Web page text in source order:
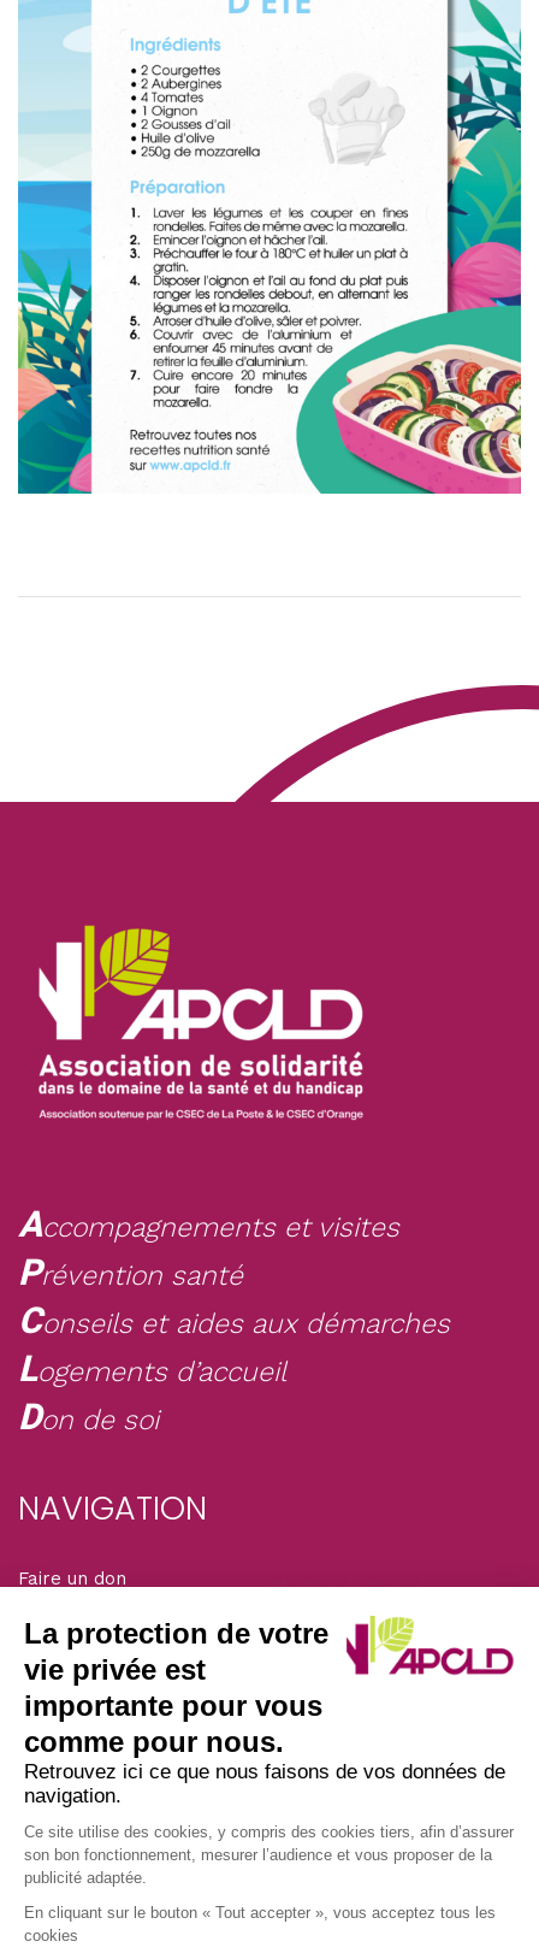
Accompagnements et visites
Prévention santé
Conseils et aides aux démarches
Logements d’accueil
Don de soi
NAVIGATION
Faire un don
Solidarité magazine
SIÈGE DE L’ASSOCIATION
Nous écrire par courrier postal à l’adresse :
APCLD
45/47 avenue Laplace
94117 ARCUEIL CEDEX
• Nous appeler au : 01 49 12 08 30
La protection de votre
vie privée est
importante pour vous
comme pour nous.
Retrouvez ici ce que nous faisons de vos données de
navigation.
Ce site utilise des cookies, y compris des cookies tiers, afin d’assurer
son bon fonctionnement, mesurer l’audience et vous proposer de la
publicité adaptée.
En cliquant sur le bouton « Tout accepter », vous acceptez tous les
cookies